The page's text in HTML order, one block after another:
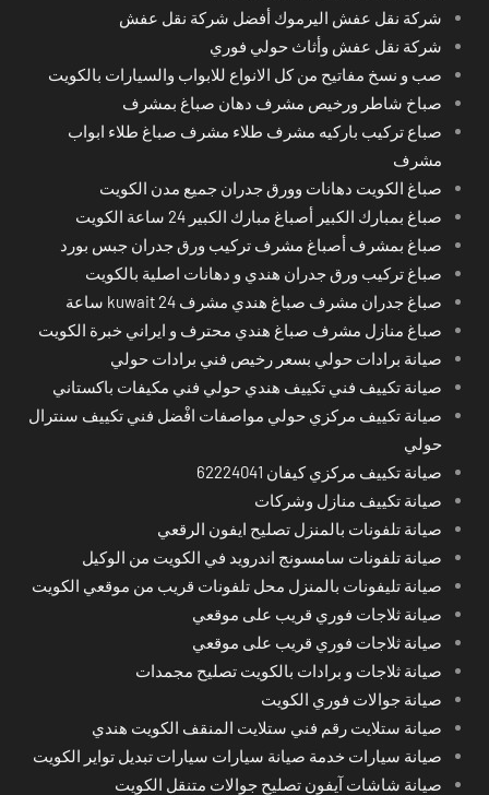
شركة نقل عفش اليرموك أفضل شركة نقل عفش
شركة نقل عفش وأثاث حولي فوري
صب و نسخ مفاتيح من كل الانواع للابواب والسيارات بالكويت
صباخ شاطر ورخيص مشرف دهان صباغ بمشرف
صباع تركيب باركيه مشرف طلاء مشرف صباغ طلاء ابواب
مشرف
صباغ الكويت دهانات وورق جدران جميع مدن الكويت
صباغ بمبارك الكبير أصباغ مبارك الكبير 24 ساعة الكويت
صباغ بمشرف أصباغ مشرف تركيب ورق جدران جبس بورد
صباغ تركيب ورق جدران هندي و دهانات اصلية بالكويت
صباغ جدران مشرف صباغ هندي مشرف kuwait 24 ساعة
صباغ منازل مشرف صباغ هندي محترف و ايراني خبرة الكويت
صيانة برادات حولي بسعر رخيص فني برادات حولي
صيانة تكييف فني تكييف هندي حولي فني مكيفات باكستاني
صيانة تكييف مركزي حولي مواصفات افْضل فني تكييف سنترال
حولي
صيانة تكييف مركزي كيفان 62224041
صيانة تكييف منازل وشركات
صيانة تلفونات بالمنزل تصليح ايفون الرقعي
صيانة تلفونات سامسونج اندرويد في الكويت من الوكيل
صيانة تليفونات بالمنزل محل تلفونات قريب من موقعي الكويت
صيانة ثلاجات فوري قريب على موقعي
صيانة ثلاجات فوري قريب على موقعي
صيانة ثلاجات و برادات بالكويت تصليح مجمدات
صيانة جوالات فوري الكويت
صيانة ستلايت رقم فني ستلايت المنقف الكويت هندي
صيانة سيارات خدمة صيانة سيارات سيارات تبديل تواير الكويت
صيانة شاشات آيفون تصليح جوالات متنقل الكويت